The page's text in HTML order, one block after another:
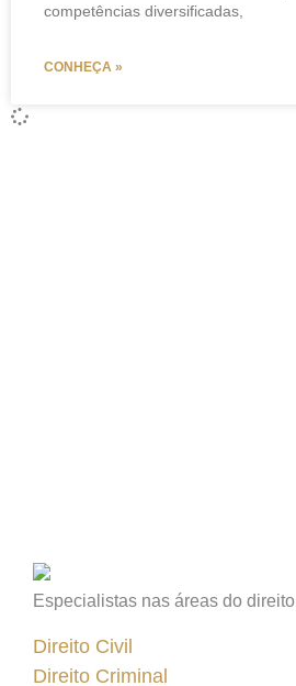
competências diversificadas,
CONHEÇA »
Especialistas nas áreas do direito
Direito Civil
Direito Criminal